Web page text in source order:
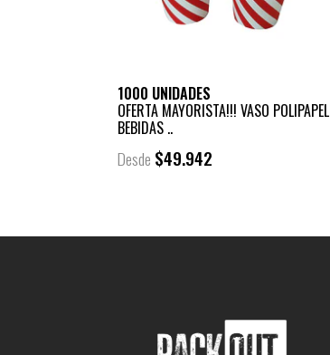
1000 UNIDADES
OFERTA MAYORISTA!!! VASO POLIPAPEL
BEBIDAS ..
Desde $49.942